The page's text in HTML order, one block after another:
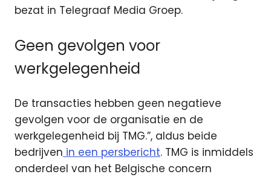
bezat in Telegraaf Media Groep.
Geen gevolgen voor
werkgelegenheid
De transacties hebben geen negatieve
gevolgen voor de organisatie en de
werkgelegenheid bij TMG.”, aldus beide
bedrijven in een persbericht. TMG is inmiddels
onderdeel van het Belgische concern